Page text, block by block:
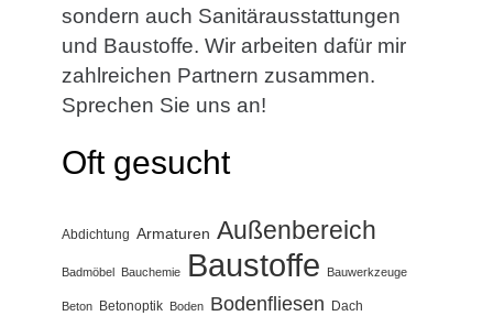
sondern auch Sanitärausstattungen
und Baustoffe. Wir arbeiten dafür mir
zahlreichen Partnern zusammen.
Sprechen Sie uns an!
Oft gesucht
Abdichtung Armaturen Außenbereich
Badmöbel Bauchemie Baustoffe Bauwerkzeuge
Beton Betonoptik Boden Bodenfliesen Dach